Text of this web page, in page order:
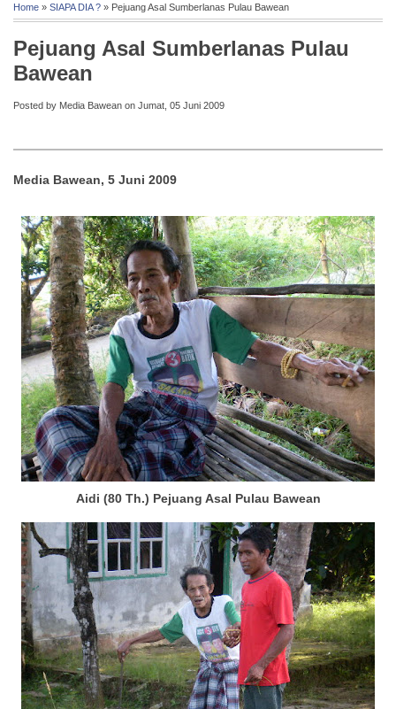
Home » SIAPA DIA ? » Pejuang Asal Sumberlanas Pulau Bawean
Pejuang Asal Sumberlanas Pulau
Bawean
Posted by Media Bawean on Jumat, 05 Juni 2009
Media Bawean, 5 Juni 2009
Aidi (80 Th.) Pejuang Asal Pulau Bawean